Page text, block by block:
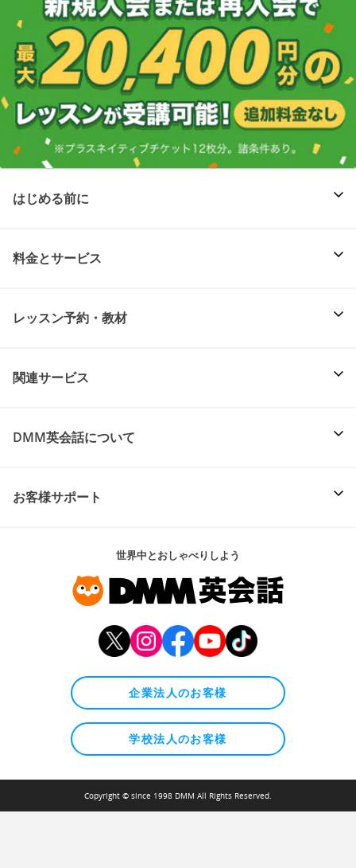
はじめる前に
料金とサービス
レッスン予約・教材
関連サービス
DMM英会話について
お客様サポート
世界中とおしゃべりしよう
企業法人のお客様
学校法人のお客様
Copyright © since 1998 DMM All Rights Reserved.